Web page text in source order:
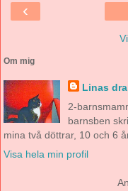
‹
Om mig
Linas
2-
barnsben
mina två döttrar, 10 och 6
Visa hela min profil